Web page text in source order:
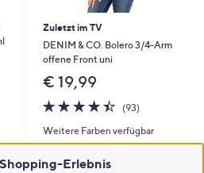
Zuletzt im TV
DENIM & CO. Bolero 3/4-Arm
offene Front uni
€ 19,99
4.4
von
5
(93)
Weitere Farben verfügbar
In den Warenkorb
Erlebnis